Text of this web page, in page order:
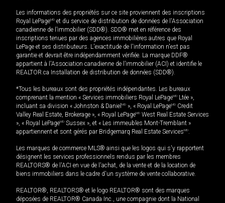
Les informations des propriétés sur ce site proviennent des inscriptions
Royal LePageMD et du service de distribution de données de l'Association
canadienne de l’immobilier (SDD®). SDD® met en référence des
inscriptions tenues par des agences immobilières autres que Royal
LePage et ses distributeurs. L'exactitude de l'information n'est pas
garantie et devrait être indépendamment vérifiée. La marque DDF®
appartient à l'Association canadienne de l’immobilier (ACI) et identifie le
REALTOR.ca Installation de distribution de données (SDD®).
*Tous les bureaux sont des propriétés indépendantes. Les bureaux
comprenant la mention « Services immobiliers Royal LePageMD Ltée »,
incluant sa division « Johnston & Daniel MD », « Royal LePageMD Credit
Valley Real Estate, Brokerage », « Royal LePageMD West Real Estate Services
», « Royal LePageMD Sussex », et « Les immeubles Mont-Tremblant »
appartiennent et sont gérés par Bridgemarq Real Estate ServicesMD
Les marques de commerce MLS® ainsi que les logos qui s'y rapportent
désignent les services professionnels rendus par les membres
REALTORS® de l'ACI en vue de l'achat, de la vente et de la location de
biens immobiliers dans le cadre d'un système de vente collaborative.
REALTOR®, REALTORS® et le logo REALTOR® sont des marques
déposées de REALTOR® Canada Inc., une compagnie dont la National